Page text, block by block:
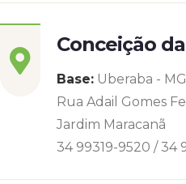
Conceição
Base: Uberaba - MG
Rua Adail Gomes
Jardim Maracanã
34 99319-9520 / 34